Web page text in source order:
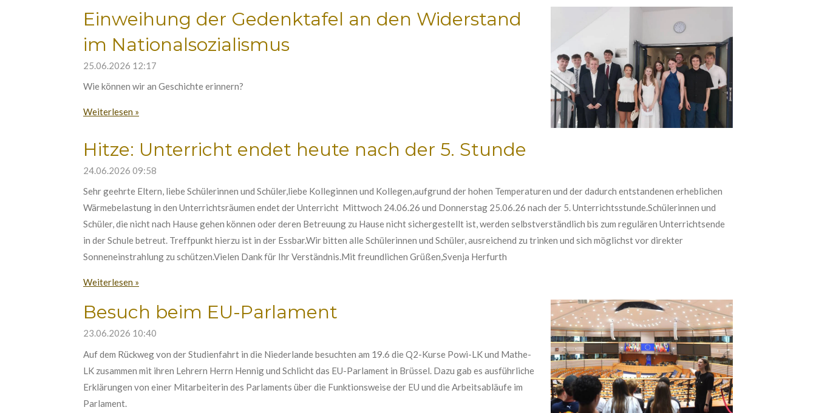
Einweihung der Gedenktafel an den Widerstand
im Nationalsozialismus
25.06.2026 12:17
Wie können wir an Geschichte erinnern?
Weiterlesen »
Hitze: Unterricht endet heute nach der 5. Stunde
24.06.2026 09:58
Sehr geehrte Eltern, liebe Schülerinnen und Schüler,liebe Kolleginnen und Kollegen,aufgrund der hohen Temperaturen und der dadurch entstandenen erheblichen
Wärmebelastung in den Unterrichtsräumen endet der Unterricht Mittwoch 24.06.26 und Donnerstag 25.06.26 nach der 5. Unterrichtsstunde.Schülerinnen und
Schüler, die nicht nach Hause gehen können oder deren Betreuung zu Hause nicht sichergestellt ist, werden selbstverständlich bis zum regulären Unterrichtsende
in der Schule betreut. Treffpunkt hierzu ist in der Essbar.Wir bitten alle Schülerinnen und Schüler, ausreichend zu trinken und sich möglichst vor direkter
Sonneneinstrahlung zu schützen.Vielen Dank für Ihr Verständnis.Mit freundlichen Grüßen,Svenja Herfurth
Weiterlesen »
Besuch beim EU-Parlament
23.06.2026 10:40
Auf dem Rückweg von der Studienfahrt in die Niederlande besuchten am 19.6 die Q2-Kurse Powi-LK und Mathe-
LK zusammen mit ihren Lehrern Herrn Hennig und Schlicht das EU-Parlament in Brüssel. Dazu gab es ausführliche
Erklärungen von einer Mitarbeiterin des Parlaments über die Funktionsweise der EU und die Arbeitsabläufe im
Parlament.